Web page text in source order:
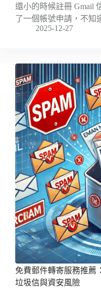
還小的時候註冊 Gmail
了一個帳號申請，不知
2025-12-27
免費郵件轉寄服務推薦
垃圾信與資安風險